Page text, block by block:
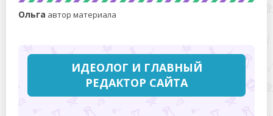
Ольга автор материала
ИДЕОЛОГ И ГЛАВНЫЙ
РЕДАКТОР САЙТА